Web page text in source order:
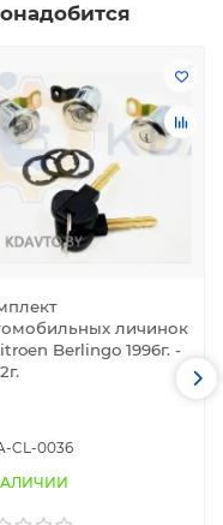
личинок
Berlingo 1996г. -
CL-0036